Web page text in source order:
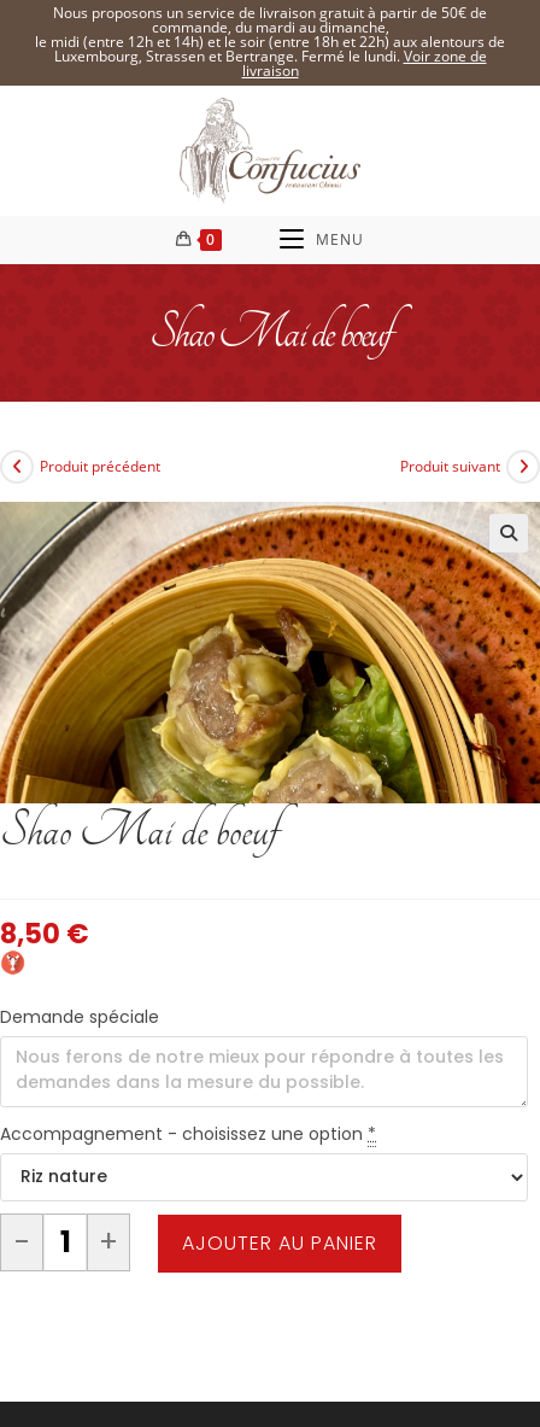
Nous proposons un service de livraison gratuit à partir de 50€ de
commande, du mardi au dimanche,
le midi (entre 12h et 14h) et le soir (entre 18h et 22h) aux alentours de
Luxembourg, Strassen et Bertrange. Fermé le lundi.Voir zone de
livraison
0 MENU
Shao Mai de boeuf
Produit précédent Produit suivant
Shao Mai de boeuf
8,50 €
Demande spéciale
Accompagnement - choisissez une option *
- + AJOUTER AU PANIER